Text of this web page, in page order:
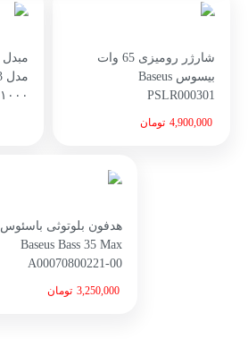
شارژر رومیزی 65 وات
بیسوس Baseus
PSLR000301
تومان
۱۰۰۰ مگابیت
هدفون بلوتوثی باسئوس
Baseus Bass 35 Max
A00070800221-00
تومان 3,250,000